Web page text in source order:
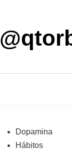
Publicado
en
Dopamina
Hábitos